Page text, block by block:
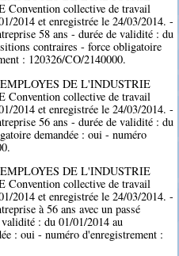
collective de travail
2014 et enregistrée le 24/03/2014. -
58 ans - durée de validité : du
contraires - force obligatoire
: 120326/CO/2140000.
DE L'INDUSTRIE
collective de travail
2014 et enregistrée le 24/03/2014. -
56 ans - durée de validité : du
demandée : oui - numéro
DE L'INDUSTRIE
collective de travail
2014 et enregistrée le 24/03/2014. -
à 56 ans avec un passé
: du 01/01/2014 au
: oui - numéro d'enregistrement :